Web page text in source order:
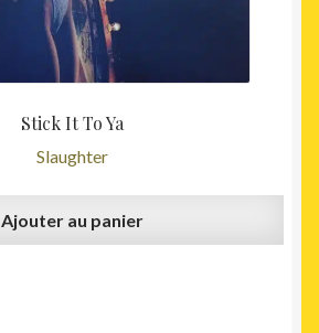
Stick It To Ya
Slaughter
Ajouter au panier